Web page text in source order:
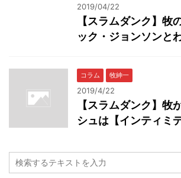
2019/04/22
【スラムダンク】牧
ック・ジョンソンと
コラム 牧紳一
2019/4/22
【スラムダンク】牧
シュは【インティミ